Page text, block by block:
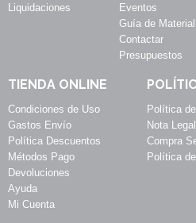
Liquidaciones
Eventos
Guía de Material
Contactar
Presupuestos
TIENDA ONLINE
Condiciones de Uso
Gastos Envío
Política Descuentos
Métodos Pago
Devoluciones
Ayuda
Mi Cuenta
Política
Nota Legal
Compra
Política